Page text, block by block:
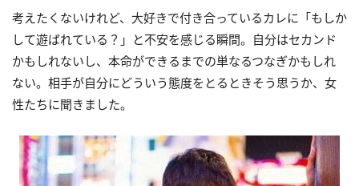
考えたくないけれど、大好きで付き合っているカレに「もしか
して遊ばれている？」と不安を感じる瞬間。自分はセカンド
かもしれないし、本命ができるまでの単なるつなぎかもしれ
ない。相手が自分にどういう態度をとるときそう思うか、女
性たちに聞きました。